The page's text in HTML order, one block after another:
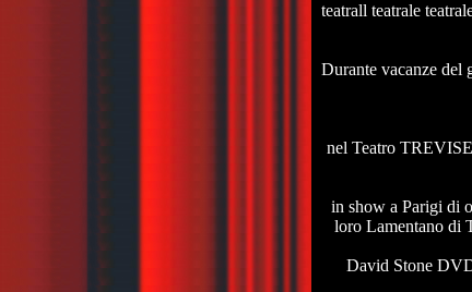
teatrall teatrale
Durante vacanze del
nel Teatro
in show a Parigi di
loro Lamentano di
David Stone